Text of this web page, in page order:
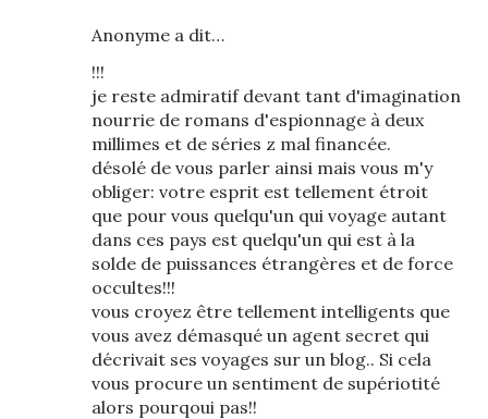
Anonyme a dit…
!!!
je reste admiratif devant tant d'imagination
nourrie de romans d'espionnage à deux
millimes et de séries z mal financée.
désolé de vous parler ainsi mais vous m'y
obliger: votre esprit est tellement étroit
que pour vous quelqu'un qui voyage autant
dans ces pays est quelqu'un qui est à la
solde de puissances étrangères et de force
occultes!!!
vous croyez être tellement intelligents que
vous avez démasqué un agent secret qui
décrivait ses voyages sur un blog.. Si cela
vous procure un sentiment de supériotité
alors pourqoui pas!!